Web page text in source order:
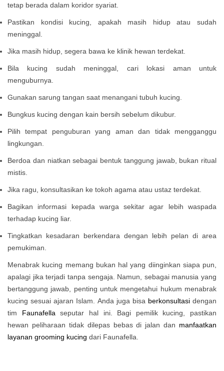
tetap berada dalam koridor syariat.
Pastikan kondisi kucing, apakah masih hidup atau sudah
meninggal.
Jika masih hidup, segera bawa ke klinik hewan terdekat.
Bila kucing sudah meninggal, cari lokasi aman untuk
menguburnya.
Gunakan sarung tangan saat menangani tubuh kucing.
Bungkus kucing dengan kain bersih sebelum dikubur.
Pilih tempat penguburan yang aman dan tidak mengganggu
lingkungan.
Berdoa dan niatkan sebagai bentuk tanggung jawab, bukan ritual
mistis.
Jika ragu, konsultasikan ke tokoh agama atau ustaz terdekat.
Bagikan informasi kepada warga sekitar agar lebih waspada
terhadap kucing liar.
Tingkatkan kesadaran berkendara dengan lebih pelan di area
pemukiman.
Menabrak kucing memang bukan hal yang diinginkan siapa pun,
apalagi jika terjadi tanpa sengaja. Namun, sebagai manusia yang
bertanggung jawab, penting untuk mengetahui hukum menabrak
kucing sesuai ajaran Islam. Anda juga bisa berkonsultasi dengan
tim Faunafella seputar hal ini. Bagi pemilik kucing, pastikan
hewan peliharaan tidak dilepas bebas di jalan dan manfaatkan
layanan grooming kucing dari Faunafella.